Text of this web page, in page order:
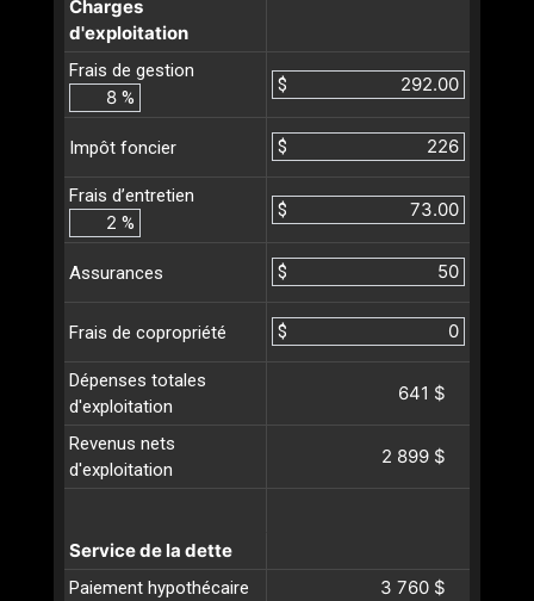
Charges
d'exploitation
Frais de gestion
%
$
Impôt foncier $
Frais d’entretien
%
$
Assurances $
Frais de copropriété $
Dépenses totales
d'exploitation
641 $
Revenus nets
d'exploitation
2 899 $
Service de la dette
Paiement hypothécaire 3 760 $